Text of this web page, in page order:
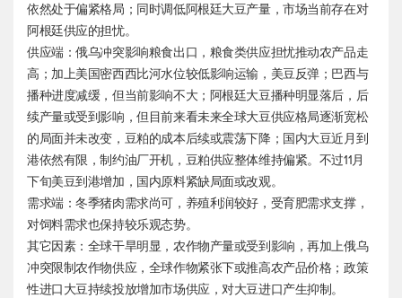
依然处于偏紧格局；同时调低阿根廷大豆产量，市场当前存在对
阿根廷供应的担忧。
供应端：俄乌冲突影响粮食出口，粮食类供应担忧推动农产品走
高；加上美国密西西比河水位较低影响运输，美豆反弹；巴西与
播种进度减缓，但当前影响不大；阿根廷大豆播种明显落后，后
续产量或受到影响，但目前来看未来全球大豆供应格局逐渐宽松
的局面并未改变，豆粕的成本后续或震荡下降；国内大豆近月到
港依然有限，制约油厂开机，豆粕供应整体维持偏紧。不过11月
下旬美豆到港增加，国内原料紧缺局面或改观。
需求端：冬季猪肉需求尚可，养殖利润较好，受育肥需求支撑，
对饲料需求也保持较乐观态势。
其它因素：全球干旱明显，农作物产量或受到影响，再加上俄乌
冲突限制农作物供应，全球作物紧张下或推高农产品价格；政策
性进口大豆持续投放增加市场供应，对大豆进口产生抑制。